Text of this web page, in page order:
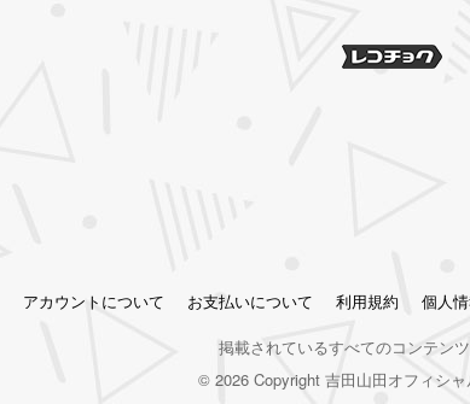
アカウントについて お支払いについて 利用規約 個人
掲載されているすべてのコンテンツ
© 2026 Copyright 吉田山田オフィシ